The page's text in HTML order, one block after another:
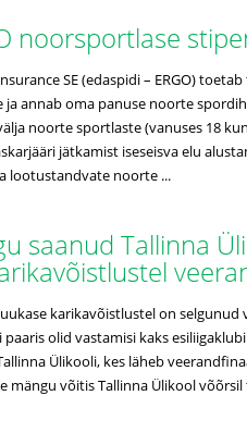
noorsportlase
SE (edaspidi – ERGO)
ja annab oma panuse noorte
noorte sportlaste (vanuses 18
jätkamist iseseisva elu
lootustandvate noorte ...
saanud Tallinna
karikavõistlustel on
paaris olid vastamisi kaks
Ülikooli, kes läheb
mängu võitis Tallinna Ülikool võõrsil